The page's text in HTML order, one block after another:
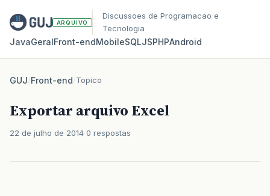
ARQUIVO
Discussoes de Programacao e
Tecnologia
JavaGeralFront‑endMobileSQLJSPHPAndroid
GUJ/Front-end/Topico
Exportar arquivo Excel
22 de julho de 2014 0 respostas